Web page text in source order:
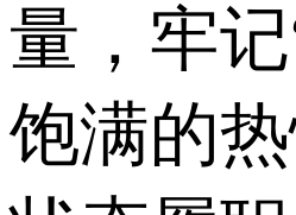
量，牢
饱满的